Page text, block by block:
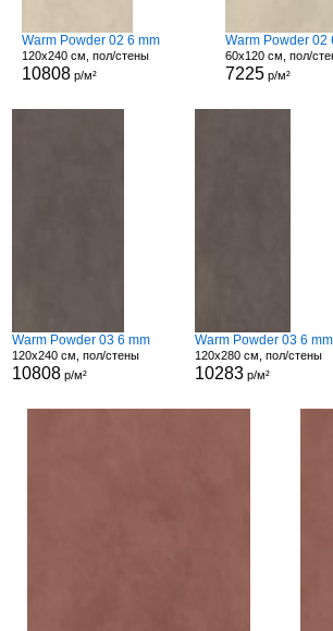
Warm Powder 02 6 mm
120x240 см, пол/стены
10808р/м²
Warm Powder 02
60x120 см, пол/
7225р/м²
Warm Powder 03 6 mm
120x240 см, пол/стены
10808р/м²
Warm Powder 03 6 mm
120x280 см, пол/стены
10283р/м²